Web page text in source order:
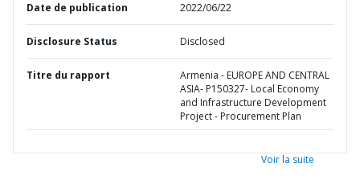
Date de publication 2022/06/22
Disclosure Status Disclosed
Titre du rapport
Armenia - EUROPE AND CENTRAL
ASIA- P150327- Local Economy
and Infrastructure Development
Project - Procurement Plan
Voir la suite